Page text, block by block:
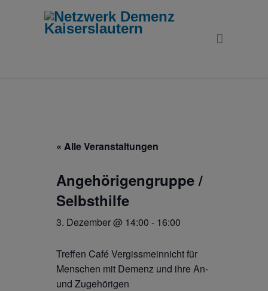
« Alle Veranstaltungen
Angehörigengruppe /
Selbsthilfe
3. Dezember @ 14:00 - 16:00
Treffen Café Vergissmeinnicht für
Menschen mit Demenz und ihre An-
und Zugehörigen